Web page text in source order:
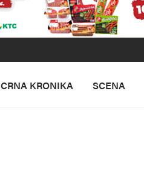
CRNA KRONIKA SCENA